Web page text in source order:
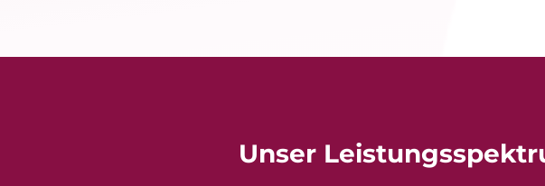
Unser